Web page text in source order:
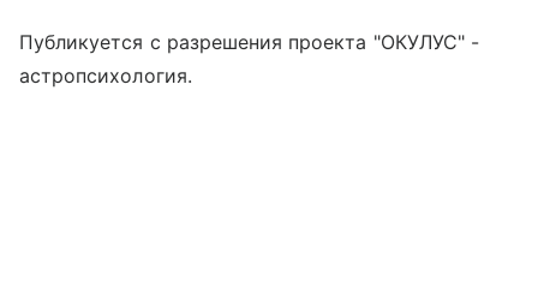
Публикуется с разрешения проекта "ОКУЛУС" -
астропсихология.